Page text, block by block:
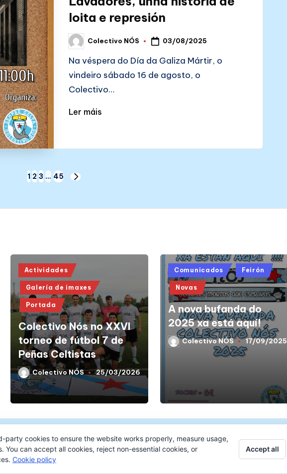
loita e represión
Posted
by
Colectivo NÓS 03/08/2025
Na véspera do Día da Galiza Mártir, o
vindeiro sábado 16 de agosto, o
Colectivo…
Ler máis
1 2 3 … 45
NEXT
Posted
in
Actividades
Galería de imaxes
Portada
Colectivo Nós no XXVI
torneo de fútbol 7 de
Peñas Celtistas
Posted
by
Colectivo NÓS 25/03/2026
Posted
in
Comunicados Feirón
Novas
A nova bufanda do
2025 xa está aquí!
PostedColectivo NÓS 17/09/2025
Copyright 2026 —
party cookies to ensure the website works properly, measure usage,
You can accept all cookies, reject non-essential cookies, or
Cookie policy
Accept all